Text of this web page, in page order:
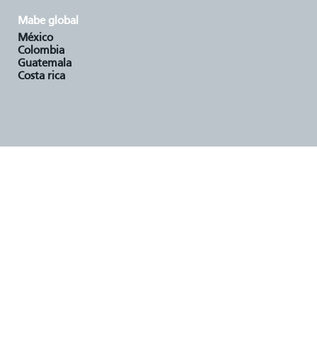
mabe global
méxico
colombia
guatemala
costa rica